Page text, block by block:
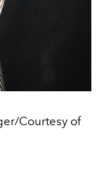
Courtesy of